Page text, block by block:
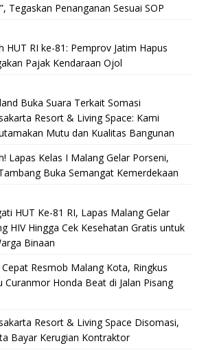
Tegaskan Penanganan Sesuai SOP
HUT RI ke-81: Pemprov Jatim Hapus
Pajak Kendaraan Ojol
Buka Suara Terkait Somasi
Resort & Living Space: Kami
Mutu dan Kualitas Bangunan
Lapas Kelas I Malang Gelar Porseni,
Buka Semangat Kemerdekaan
HUT Ke-81 RI, Lapas Malang Gelar
HIV Hingga Cek Kesehatan Gratis untuk
Binaan
Cepat Resmob Malang Kota, Ringkus
Curanmor Honda Beat di Jalan Pisang
Resort & Living Space Disomasi,
Bayar Kerugian Kontraktor